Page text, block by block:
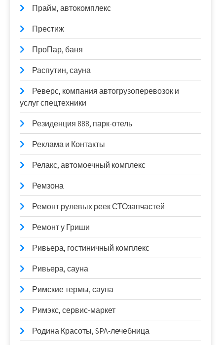
Прайм, автокомплекс
Престиж
ПроПар, баня
Распутин, сауна
Реверс, компания автогрузоперевозок и
услуг спецтехники
Резиденция 888, парк-отель
Реклама и Контакты
Релакс, автомоечный комплекс
Ремзона
Ремонт рулевых реек СТОзапчастей
Ремонт у Гриши
Ривьера, гостиничный комплекс
Ривьера, сауна
Римские термы, сауна
Римэкс, сервис-маркет
Родина Красоты, SPA-лечебница